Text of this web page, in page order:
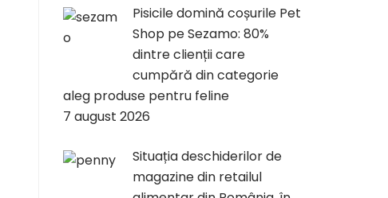
Pisicile domină coșurile Pet
Shop pe Sezamo: 80%
dintre clienții care
cumpără din categorie
aleg produse pentru feline
7 august 2026
Situația deschiderilor de
magazine din retailul